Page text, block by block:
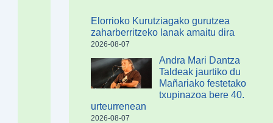
Elorrioko Kurutziagako gurutzea
zaharberritzeko lanak amaitu dira
2026-08-07
Andra Mari Dantza
Taldeak jaurtiko du
Mañariako festetako
txupinazoa bere 40.
urteurrenean
2026-08-07